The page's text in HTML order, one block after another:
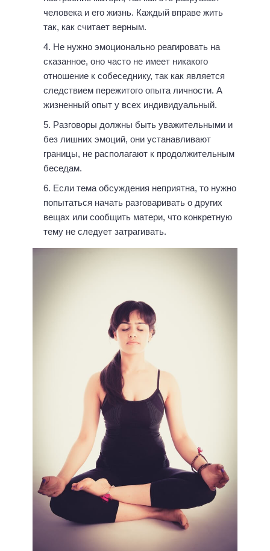
человека и его жизнь. Каждый вправе жить
так, как считает верным.
Не нужно эмоционально реагировать на
сказанное, оно часто не имеет никакого
отношение к собеседнику, так как является
следствием пережитого опыта личности. А
жизненный опыт у всех индивидуальный.
Разговоры должны быть уважительными и
без лишних эмоций, они устанавливают
границы, не располагают к продолжительным
беседам.
Если тема обсуждения неприятна, то нужно
попытаться начать разговаривать о других
вещах или сообщить матери, что конкретную
тему не следует затрагивать.